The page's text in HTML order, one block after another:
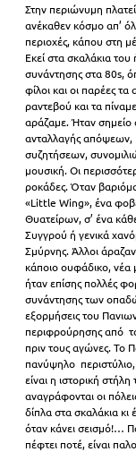
Στην περιώνυμη
ανέκαθεν κόσμο απ’
περιοχές, κάπου στη
Εκεί στα σκαλάκια του
συνάντησης στα 80s,
φίλοι και οι παρέες
ραντεβού και τα
αράζαμε. Ήταν σημείο
ανταλλαγής απόψεων,
συζητήσεων,
μουσική. Οι
ροκάδες. Όταν
«Little Wing», ένα
Θυατείρων, σ’ ένα
Συγγρού ή γενικά
Σμύρνης. Άλλοι
κάποιο ουφάδικο, νέα
ήταν επίσης πολλές
συνάντησης των
εξορμήσεις του
περιφρούρησης από
πριν τους αγώνες. Το
πανύψηλο
είναι η ιστορική
αναγράφονται οι
δίπλα στα σκαλάκια κι
όταν κάνει σεισμό!…
πέφτει ποτέ, είναι